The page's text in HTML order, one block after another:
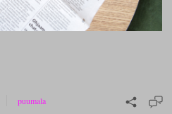
puumala